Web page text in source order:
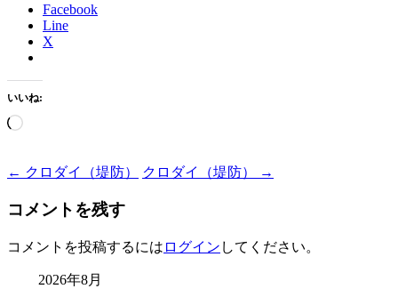
Facebook
Line
X
いいね:
読
み
Post
navigation
← クロダイ（堤防） クロダイ（堤防） →
コメントを残す
コメントを投稿するには ログイン してください。
2026年8月